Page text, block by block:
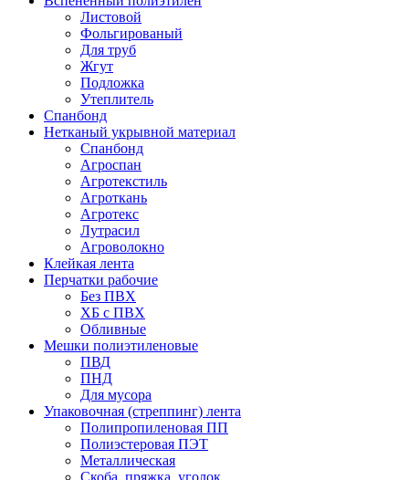
Листовой
Фольгированый
Для труб
Жгут
Подложка
Утеплитель
Спанбонд
Нетканый укрывной материал
Спанбонд
Агроспан
Агротекстиль
Агроткань
Агротекс
Лутрасил
Агроволокно
Клейкая лента
Перчатки рабочие
Без ПВХ
ХБ с ПВХ
Обливные
Мешки полиэтиленовые
ПВД
ПНД
Для мусора
Упаковочная (стреппинг) лента
Полипропиленовая ПП
Полиэстеровая ПЭТ
Металлическая
Скоба, пряжка, уголок